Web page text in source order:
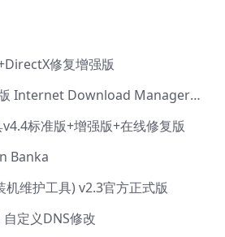
修复增强版
IDM下载器中文版 Internet Download Manager v6.42.36 IDM
标准版+增强版+在线修复版
Banka
机维护工具) v2.3官方正式版
定义DNS修改